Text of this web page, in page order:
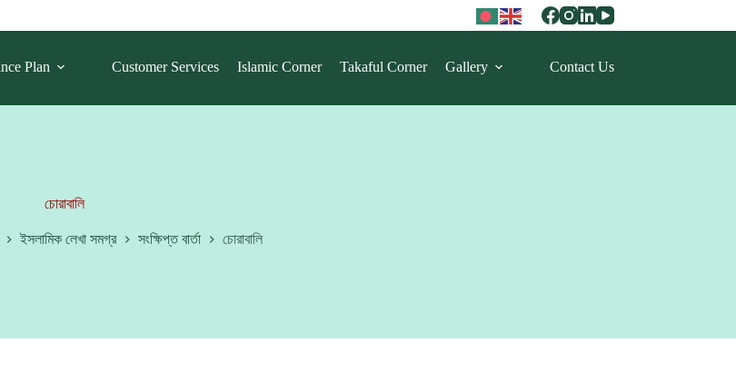
Plan Customer Services Islamic Corner Takaful Corner Gallery Contact Us
চোরাবালি
ইসলামিক লেখা সমগ্র সংক্ষিপ্ত বার্তা চোরাবালি